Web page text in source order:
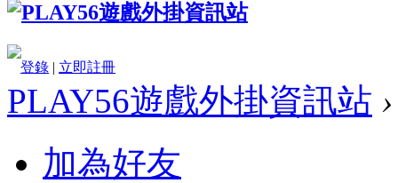
登錄 | 立即註冊
PLAY56遊戲外掛資訊站 ›
加為好友